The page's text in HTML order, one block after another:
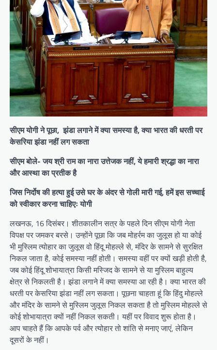
सीएम योगी ने पूछा, झंडा लगाने में क्या समस्या है, क्या भारत की धरती पर
केसरिया झंडा नहीं लग सकता
सीएम बोले- जय श्री राम का नारा उत्तेजक नहीं, ये हमारी श्रद्धा का नारा
और आस्था का प्रतीक है
जिस निर्दोष की हत्या हुई उसे घर के अंदर से गोली मारी गई, हमें इस सच्चाई
को स्वीकार करना चाहिएः योगी
लखनऊ, 16 दिसंबर। शीतकालीन सत्र के पहले दिन सीएम योगी नेता
विपक्ष पर जमकर बरसे। उन्होंने पूछा कि जब मोहर्रम का जुलूस हो या कोई
भी मुस्लिम त्योहार का जुलूस वो हिंदू मोहल्ले से, मंदिर के सामने से सुरक्षित
निकल जाता है, कोई समस्या नहीं होती। समस्या वहीं पर क्यों खड़ी होती है,
जब कोई हिंदू शोभायात्रा किसी मस्जिद के सामने से या मुस्लिम बाहुल्य
क्षेत्र से निकलती है। झंडा लगाने में क्या समस्या आ रही है। क्या भारत की
धरती पर केसरिया झंडा नहीं लग सकता। पूछना चाहता हूं कि हिंदु मोहल्ले
और मंदिर के सामने से मुस्लिम जुलूस निकल सकता है तो मुस्लिम मोहल्ले से
कोई शोभायात्रा क्यों नहीं निकल सकती। यहीं पर विवाद शुरू होता है।
आप चाहते हैं कि आपके पर्व और त्योहार तो शांति से मनाए जाएं, लेकिन
दूसरों के नहीं।